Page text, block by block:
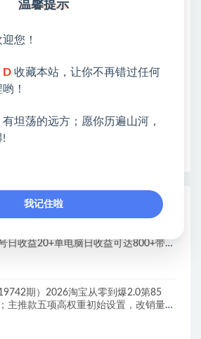
富 物超所值。
创认知。
供了重要价值，也为众多创业者
联网，欢迎加入本站会员，将尽
。祝您前程似锦！
日收益20+单电脑日收益可达800+带分
19742期）2026淘宝从零到爆2.0第85
主推款五项高权重初始设置，改销量评
温馨提示
您！
D 收藏本站，让你不再错过任何
！
坦荡的远方；愿你历遍山河，
!
我记住啦